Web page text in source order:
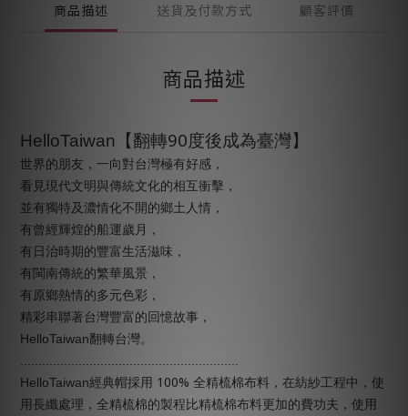
商品描述 送貨及付款方式 顧客評價
商品描述
HelloTaiwan 【翻轉90度後成為臺灣】
世界的朋友，一向對台灣極有好感，
看見現代文明與傳統文化的相互衝擊，
並有獨特及濃情化不開的鄉土人情，
有曾經輝煌的船運歲月，
有日治時期的豐富生活滋味，
有閩南傳統的繁華風景，
有原鄉熱情的多元色彩，
精彩串聯著台灣豐富的回憶故事，
HelloTaiwan翻轉台灣。
HelloTaiwan經典帽採用 100% 全精梳棉布料，在紡紗工程中，使
用長纖處理，全精梳棉的製程比精梳棉布料更加的費功夫，使用